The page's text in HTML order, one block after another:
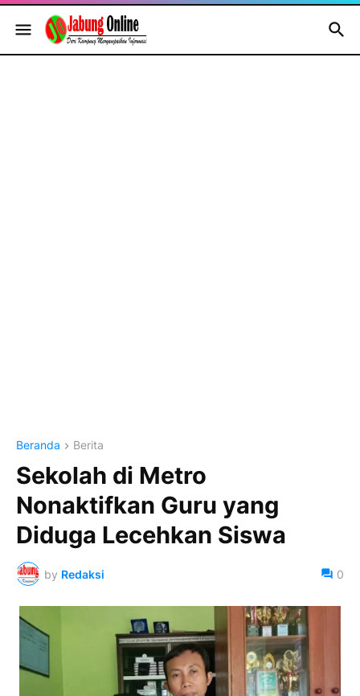
Beranda Berita
Sekolah di Metro
Nonaktifkan Guru yang
Diduga Lecehkan Siswa
by Redaksi 0